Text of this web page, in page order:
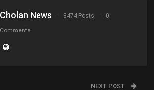
Cholan News 3474 Posts 0
Comments
NEXT POST